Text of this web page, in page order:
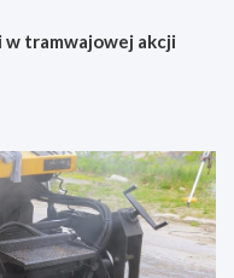
w tramwajowej akcji